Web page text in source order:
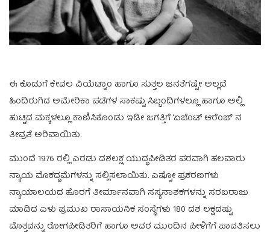
ಈ ಕೊಡುಗೆ ಕೇವಲ ವಿಯೆಟ್ನಾಂ ಹಾಗೂ ಸುತ್ತಲ ಜನತೆಗಷ್ಟೇ ಅಲ್ಲದೆ
ಹಿಂದಿರುಗಿದ ಅಮೇರಿಕಾ ಪಡೆಗಳ ಸಾಕಷ್ಟು ಸಿಬ್ಬಂದಿಗಳಲ್ಲೂ ಹಾಗೂ ಅಲ್ಲಿ
ಹುಟ್ಟಿದ ಮಕ್ಕಳಲ್ಲೂ ಕಾಣಿಸಿಕೊಂಡು ಇಡೀ ಜಗತ್ತಿಗೆ ‘ಏಜೆಂಟ್ ಆರೆಂಜ್’ ನ
ತೀವ್ರತೆ ಅರಿವಾಯಿತು.
ಮುಂದೆ 1976 ರಲ್ಲಿ ಎರಡು ದಶಲಕ್ಷ ಯುದ್ಧಪೀಡಿತರ ಪರವಾಗಿ ಹಲವಾರು
ನ್ಯಾಯ ಮೊಕದ್ದಮೆಗಳನ್ನು ಸಲ್ಲಿಸಲಾಯಿತು. ಎಷ್ಟೋ ಪ್ರಕರಣಗಳು
ನ್ಯಾಯಾಲಯದ ಹೊರಗೆ ತೀರ್ಮಾನವಾಗಿ ಸಸ್ಯನಾಶಕಗಳನ್ನು ಸರಬರಾಜು
ಮಾಡಿದ ಏಳು ಪ್ರಮುಖ ರಾಸಾಯನಿಕ ಸಂಸ್ಥೆಗಳು 180 ದಶ ಲಕ್ಷದಷ್ಟು
ಮೊತ್ತವನ್ನು ರೋಗಪೀಡಿತರಿಗೆ ಹಾಗೂ ಅವರ ಮುಂದಿನ ಪೀಳಿಗೆಗೆ ಪಾವತಿಸಲು